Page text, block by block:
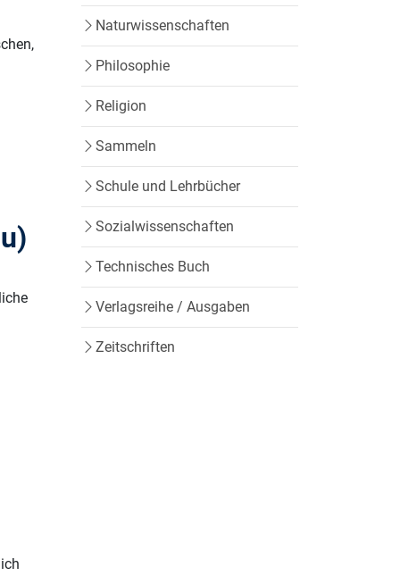
Naturwissenschaften
Philosophie
Religion
Sammeln
Schule und Lehrbücher
Sozialwissenschaften
Technisches Buch
Verlagsreihe / Ausgaben
Zeitschriften